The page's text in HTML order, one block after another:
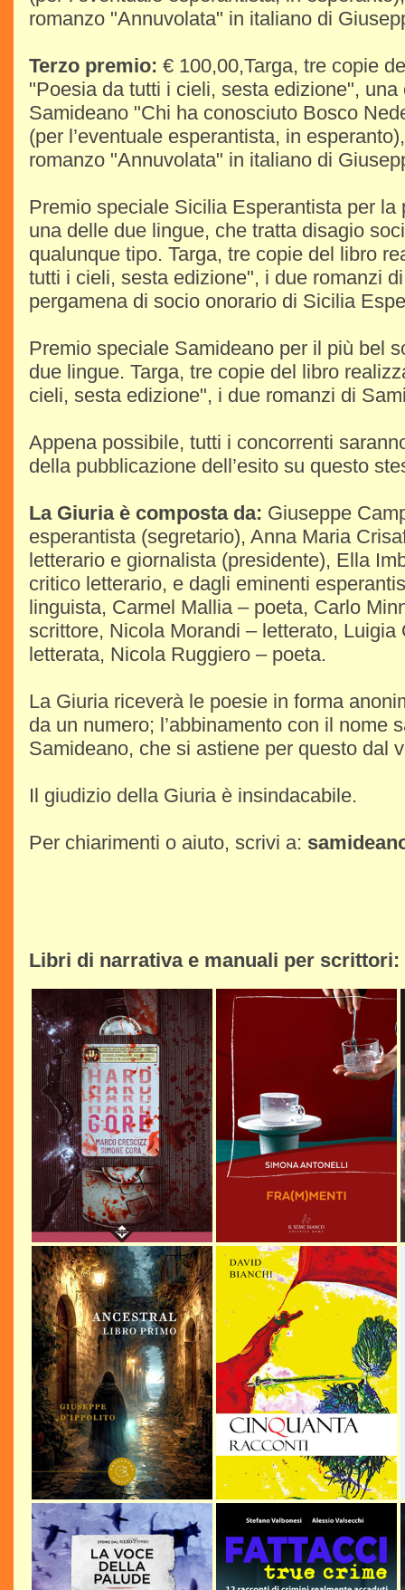
romanzo "Annuvolata" in italiano di
Terzo premio: € 100,00,Targa, tre copie
"Poesia da tutti i cieli, sesta edizione",
Samideano "Chi ha conosciuto Bosco
(per l’eventuale esperantista, in
romanzo "Annuvolata" in italiano di
Premio speciale Sicilia Esperantista per la
una delle due lingue, che tratta disagio
qualunque tipo. Targa, tre copie del libro
tutti i cieli, sesta edizione", i due romanzi
pergamena di socio onorario di Sicilia
Premio speciale Samideano per il più bel
due lingue. Targa, tre copie del libro
cieli, sesta edizione", i due romanzi di
Appena possibile, tutti i concorrenti
della pubblicazione dell’esito su questo
La Giuria è composta da: Giuseppe
esperantista (segretario), Anna Maria
letterario e giornalista (presidente), Ella
critico letterario, e dagli eminenti
linguista, Carmel Mallia – poeta, Carlo
scrittore, Nicola Morandi – letterato, Luigia
letterata, Nicola Ruggiero – poeta.
La Giuria riceverà le poesie in forma
da un numero; l’abbinamento con il nome
Samideano, che si astiene per questo dal
Il giudizio della Giuria è insindacabile.
Per chiarimenti o aiuto, scrivi a:
Libri di narrativa e manuali per scrittori: